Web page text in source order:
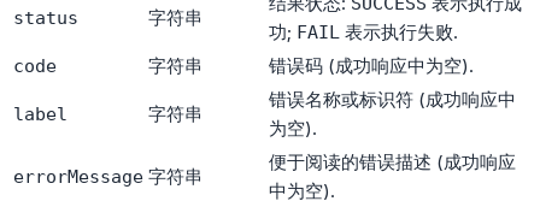
status 字符串
功; FAIL 表示执行失败.
code 字符串 错误码 (成功响应中为空).
label 字符串
错误名称或标识符 (成功响应中
为空).
errorMessage 字符串
便于阅读的错误描述 (成功响应
中为空).